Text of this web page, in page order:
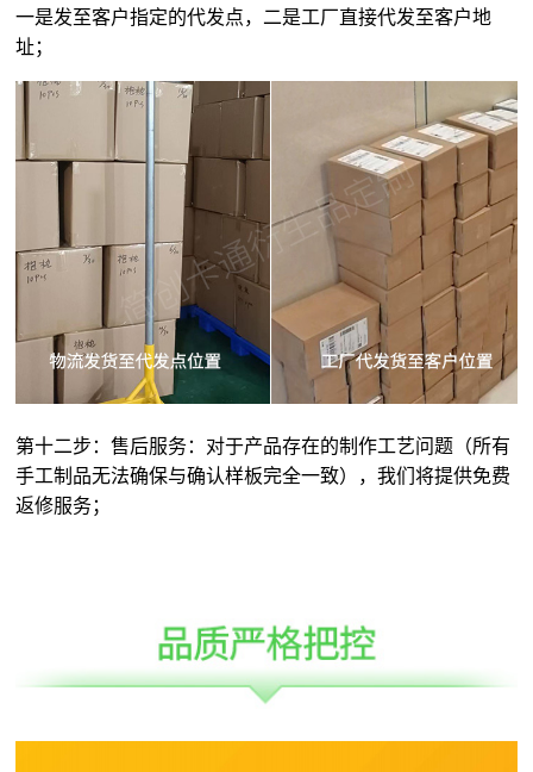
一是发至客户指定的代发点，二是工厂直接代发至客户地
址；
第十二步：售后服务：对于产品存在的制作工艺问题（所有
手工制品无法确保与确认样板完全一致），我们将提供免费
返修服务；